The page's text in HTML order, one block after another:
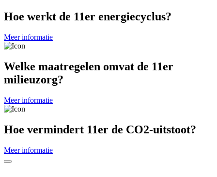
Hoe werkt de 11er energiecyclus?
Meer informatie
Welke maatregelen omvat de 11er
milieuzorg?
Meer informatie
Hoe vermindert 11er de CO2-uitstoot?
Meer informatie